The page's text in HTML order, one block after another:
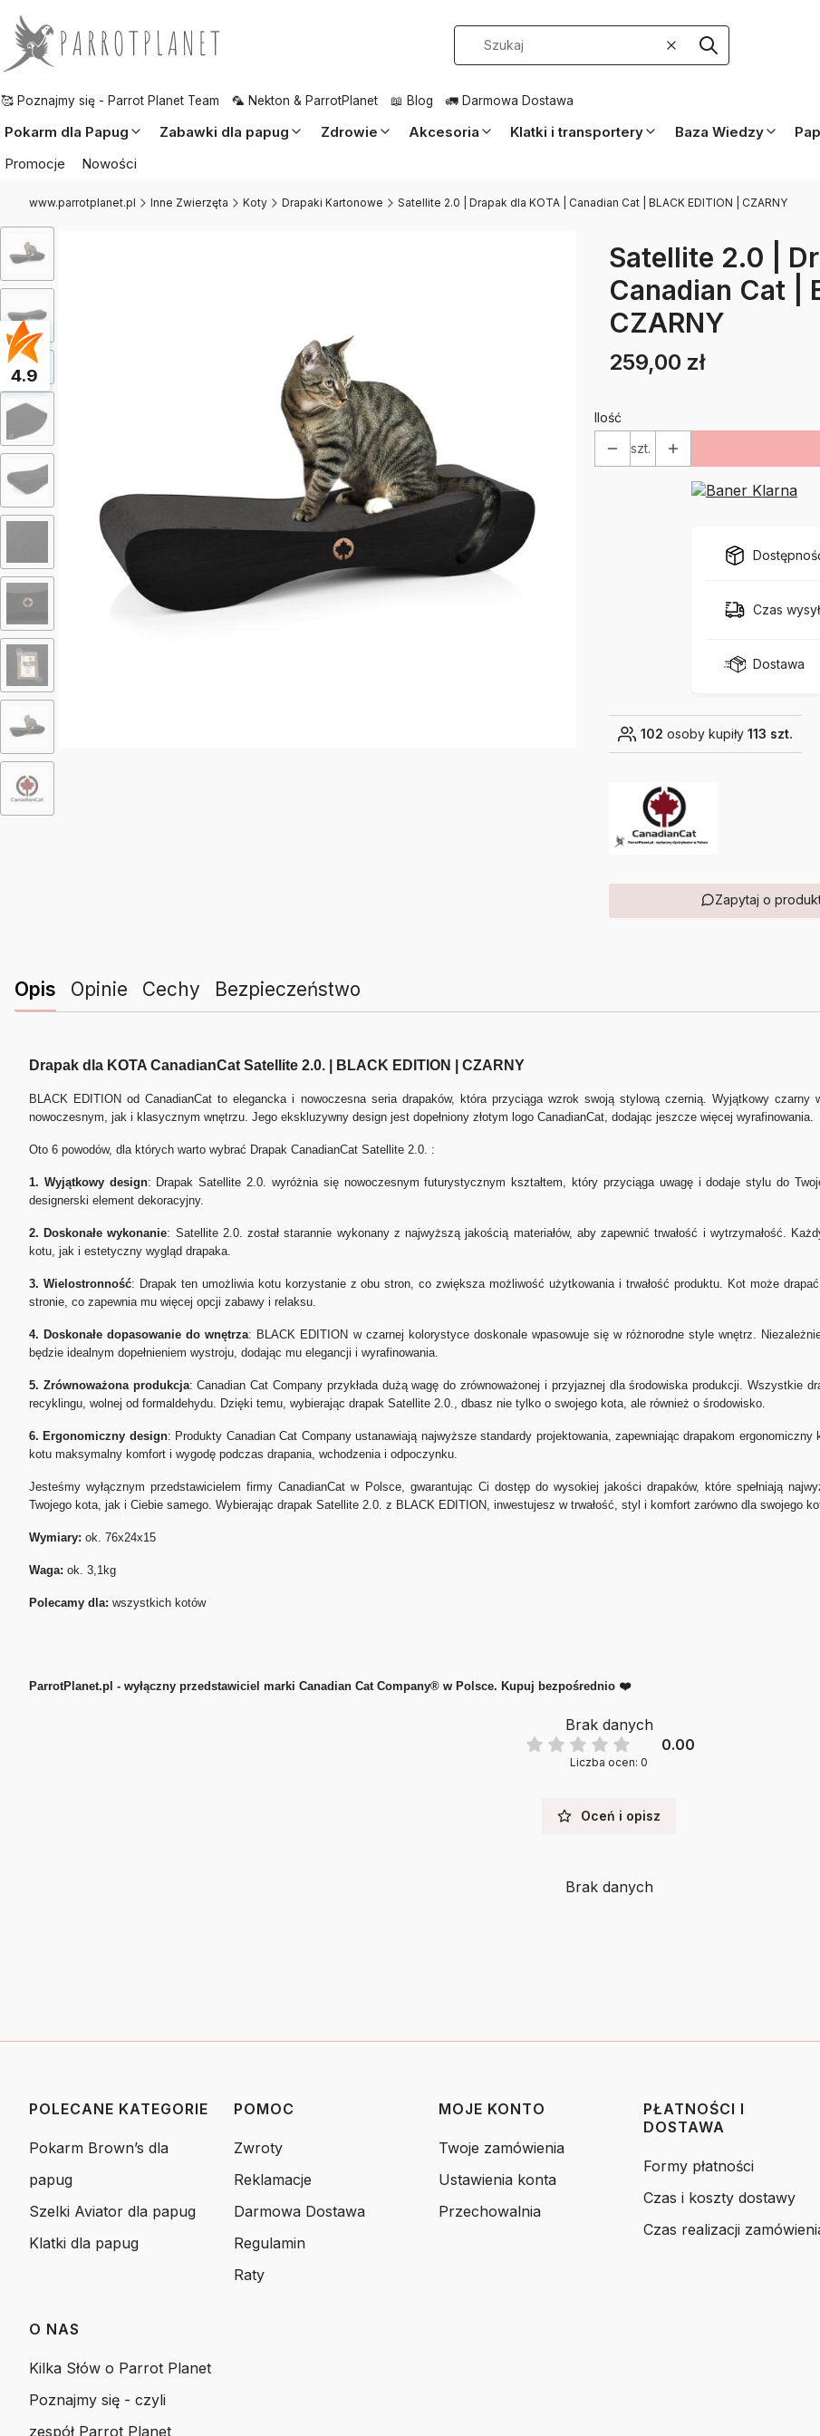
WyczyśćSzukaj
🥰 Poznajmy się - Parrot Planet Team 🦜 Nekton & ParrotPlanet 📖 Blog 🚛 Darmowa Dostawa
Pokarm dla Papug Zabawki dla papug Zdrowie Akcesoria Klatki i transportery Baza Wiedzy
Promocje
Nowości
www.parrotplanet.pl Inne Zwierzęta Koty Drapaki Kartonowe Satellite 2.0 | Drapak dla KOTA | Canadian Cat | BLACK EDITION | CZARNY
Satellite 2.0 |
Canadian Cat |
CZARNY
Etykiety
Cena
259,00 zł
Ilość
szt.
Czas
Dostawa
102 osoby kupiły 113 szt.
Zapytaj o
Opis Opinie Cechy Bezpieczeństwo
Drapak dla KOTA CanadianCat Satellite 2.0. | BLACK EDITION | CZARNY
BLACK EDITION od CanadianCat to elegancka i nowoczesna seria drapaków, która przyciąga wzrok swoją stylową czernią. Wyjątkowy
nowoczesnym, jak i klasycznym wnętrzu. Jego ekskluzywny design jest dopełniony złotym logo CanadianCat, dodając jeszcze więcej wyrafinowania.
Oto 6 powodów, dla których warto wybrać Drapak CanadianCat Satellite 2.0. :
1. Wyjątkowy design: Drapak Satellite 2.0. wyróżnia się nowoczesnym futurystycznym kształtem, który przyciąga uwagę i dodaje stylu do
designerski element dekoracyjny.
2. Doskonałe wykonanie: Satellite 2.0. został starannie wykonany z najwyższą jakością materiałów, aby zapewnić trwałość i wytrzymałość.
kotu, jak i estetyczny wygląd drapaka.
3. Wielostronność: Drapak ten umożliwia kotu korzystanie z obu stron, co zwiększa możliwość użytkowania i trwałość produktu. Kot może
stronie, co zapewnia mu więcej opcji zabawy i relaksu.
4. Doskonałe dopasowanie do wnętrza: BLACK EDITION w czarnej kolorystyce doskonale wpasowuje się w różnorodne style wnętrz.
będzie idealnym dopełnieniem wystroju, dodając mu elegancji i wyrafinowania.
5. Zrównoważona produkcja: Canadian Cat Company przykłada dużą wagę do zrównoważonej i przyjaznej dla środowiska produkcji. Wszystkie
recyklingu, wolnej od formaldehydu. Dzięki temu, wybierając drapak Satellite 2.0., dbasz nie tylko o swojego kota, ale również o środowisko.
6. Ergonomiczny design: Produkty Canadian Cat Company ustanawiają najwyższe standardy projektowania, zapewniając drapakom
kotu maksymalny komfort i wygodę podczas drapania, wchodzenia i odpoczynku.
Jesteśmy wyłącznym przedstawicielem firmy CanadianCat w Polsce, gwarantując Ci dostęp do wysokiej jakości drapaków, które spełniają
Twojego kota, jak i Ciebie samego. Wybierając drapak Satellite 2.0. z BLACK EDITION, inwestujesz w trwałość, styl i komfort zarówno dla swojego
Wymiary: ok. 76x24x15
Waga: ok. 3,1kg
Polecamy dla: wszystkich kotów
ParrotPlanet.pl - wyłączny przedstawiciel marki Canadian Cat Company® w Polsce. Kupuj bezpośrednio ❤️
Brak danych
0.00
Liczba ocen: 0
Oceń i opisz
Brak danych
Linki w stopce
POLECANE KATEGORIE
Pokarm Brown’s dla
papug
Szelki Aviator dla papug
Klatki dla papug
POMOC
Zwroty
Reklamacje
Darmowa Dostawa
Regulamin
Raty
MOJE KONTO
Twoje zamówienia
Ustawienia konta
Przechowalnia
PŁATNOŚCI I
DOSTAWA
Formy płatności
Czas i koszty dostawy
Czas realizacji
O NAS
Kilka Słów o Parrot Planet
Poznajmy się - czyli
zespół Parrot Planet
4.9